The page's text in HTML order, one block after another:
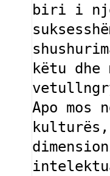
biri i
këtu
Apo